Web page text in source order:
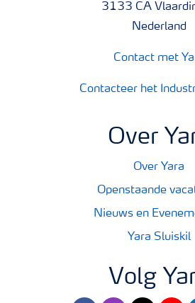
3133 CA
Nederland
Contact met
Contacteer het
Over
Over Yara
Openstaande
Nieuws en
Yara Sluiskil
Volg